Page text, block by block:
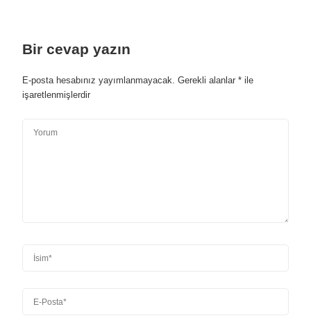
Bir cevap yazın
E-posta hesabınız yayımlanmayacak. Gerekli alanlar * ile
işaretlenmişlerdir